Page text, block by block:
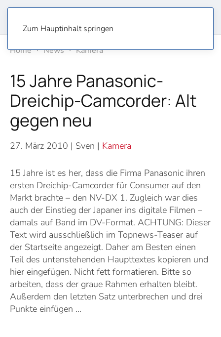
Zum Hauptinhalt springen
Home
News Kamera
15 Jahre Panasonic-
Dreichip-Camcorder: Alt
gegen neu
27. März 2010 | Sven | Kamera
15 Jahre ist es her, dass die Firma Panasonic ihren
ersten Dreichip-Camcorder für Consumer auf den
Markt brachte – den NV-DX 1. Zugleich war dies
auch der Einstieg der Japaner ins digitale Filmen –
damals auf Band im DV-Format. ACHTUNG: Dieser
Text wird ausschließlich im Topnews-Teaser auf
der Startseite angezeigt. Daher am Besten einen
Teil des untenstehenden Haupttextes kopieren und
hier eingefügen. Nicht fett formatieren. Bitte so
arbeiten, dass der graue Rahmen erhalten bleibt.
Außerdem den letzten Satz unterbrechen und drei
Punkte einfügen ...